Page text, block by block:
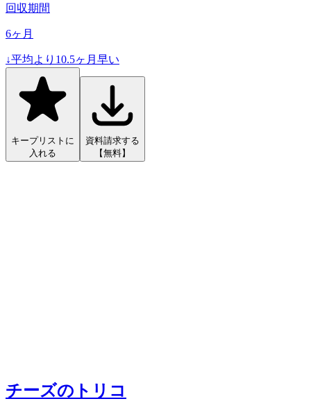
回収期間
6ヶ月
↓平均より 10.5ヶ月早い
キープリストに
入れる
資料請求する
【無料】
チーズのトリコ